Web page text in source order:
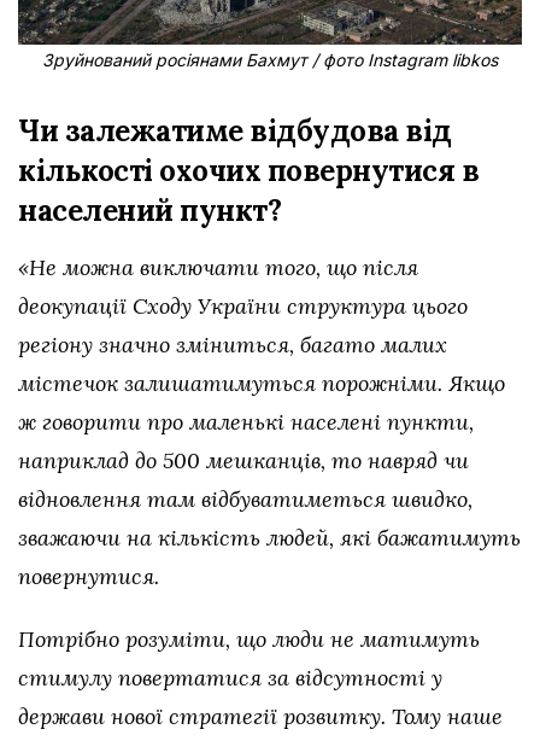
Зруйнований росіянами Бахмут / фото Instagram libkos
Чи залежатиме відбудова від
кількості охочих повернутися в
населений пункт?
«Не можна виключати того, що після
деокупації Сходу України структура цього
регіону значно зміниться, багато малих
містечок залишатимуться порожніми. Якщо
ж говорити про маленькі населені пункти,
наприклад до 500 мешканців, то навряд чи
відновлення там відбуватиметься швидко,
зважаючи на кількість людей, які бажатимуть
повернутися.
Потрібно розуміти, що люди не матимуть
стимулу повертатися за відсутності у
держави нової стратегії розвитку. Тому наше